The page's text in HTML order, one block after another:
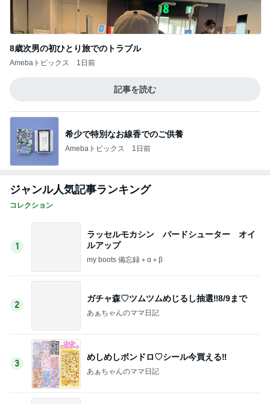
8歳次男の初ひとり旅でのトラブル
Amebaトピックス 1日前
記事を読む
希少で特別なお線香でのご供養
Amebaトピックス 1日前
ジャンル人気記事ランキング
コレクション
1
ラッセルモカシン バードシューター オイ
ルアップ
my boots 備忘録＋α＋β
2
ガチャ森♡ツムツムめじるし抽選‼︎8/9まで
あぁちゃんのママ日記
3
めしめしボンドロ♡シール今買える‼︎
あぁちゃんのママ日記